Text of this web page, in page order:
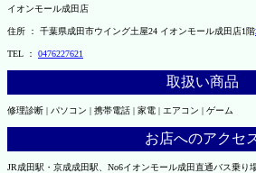
イオンモール成田店
住所 ： 千葉県成田市ウイング土屋24 イオンモール成田店1階
TEL ： 0476227621
取扱い商品
修理診断 | パソコン | 携帯電話 | 家電 | エアコン | ゲーム
お店へのアクセ
JR成田駅・京成成田駅、No6イオンモール成田直通バス乗り